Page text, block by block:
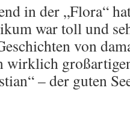
in der „Flora“
war toll und
von
wirklich
– der guten